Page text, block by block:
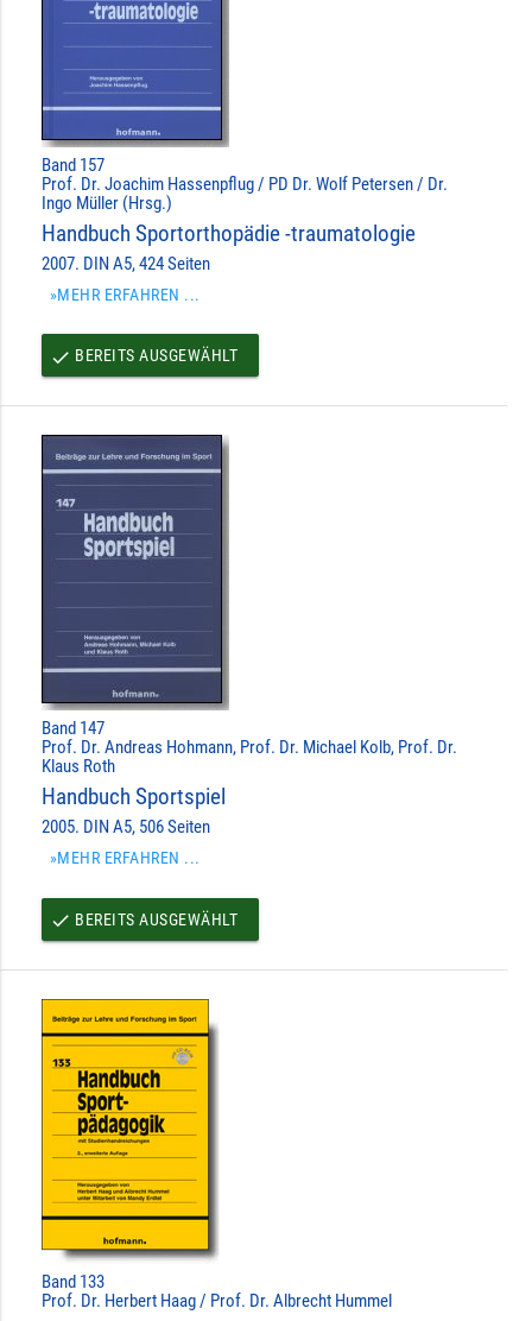
Band 157
Prof. Dr. Joachim Hassenpflug / PD Dr. Wolf Petersen / Dr.
Ingo Müller (Hrsg.)
Handbuch Sportorthopädie -traumatologie
2007. DIN A5, 424 Seiten
»MEHR ERFAHREN ...
done BEREITS AUSGEWÄHLT
Band 147
Prof. Dr. Andreas Hohmann, Prof. Dr. Michael Kolb, Prof. Dr.
Klaus Roth
Handbuch Sportspiel
2005. DIN A5, 506 Seiten
»MEHR ERFAHREN ...
done BEREITS AUSGEWÄHLT
Band 133
Prof. Dr. Herbert Haag / Prof. Dr. Albrecht Hummel